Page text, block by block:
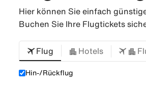
Hier können Sie einfach
Buchen Sie Ihre Flugtickets
Flug Hotels
Hin-/Rückflug